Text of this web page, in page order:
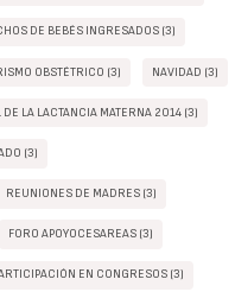
DE BEBÉS INGRESADOS (3)
OBSTÉTRICO (3) NAVIDAD (3)
LA LACTANCIA MATERNA 2014 (3)
(3)
REUNIONES DE MADRES (3)
FORO APOYOCESAREAS (3)
EN CONGRESOS (3)